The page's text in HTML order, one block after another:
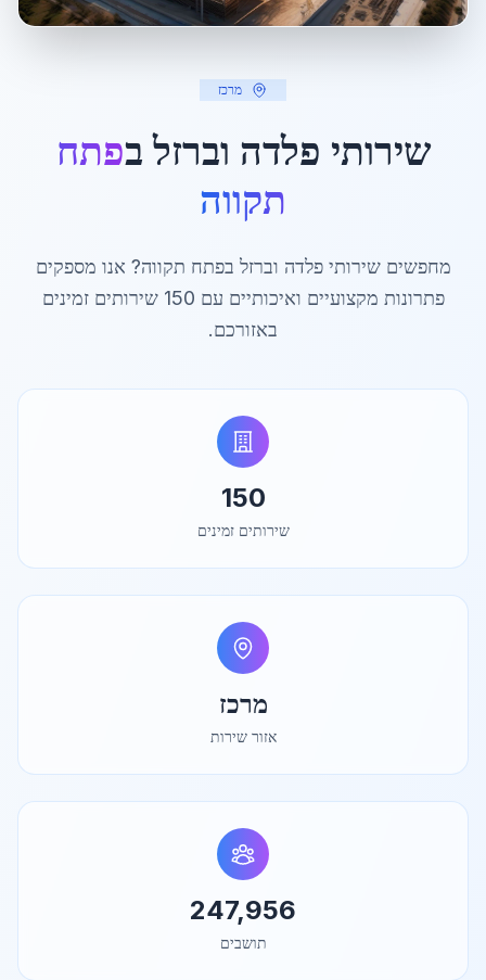
מרכז
שירותי פלדה וברזל בפתח
תקווה
מחפשים שירותי פלדה וברזל בפתח תקווה? אנו מספקים
פתרונות מקצועיים ואיכותיים עם 150 שירותים זמינים
באזורכם.
150
שירותים זמינים
מרכז
אזור שירות
247,956
תושבים